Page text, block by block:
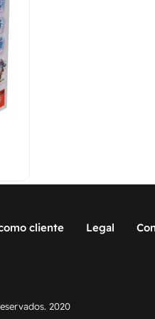
cliente Legal
2020